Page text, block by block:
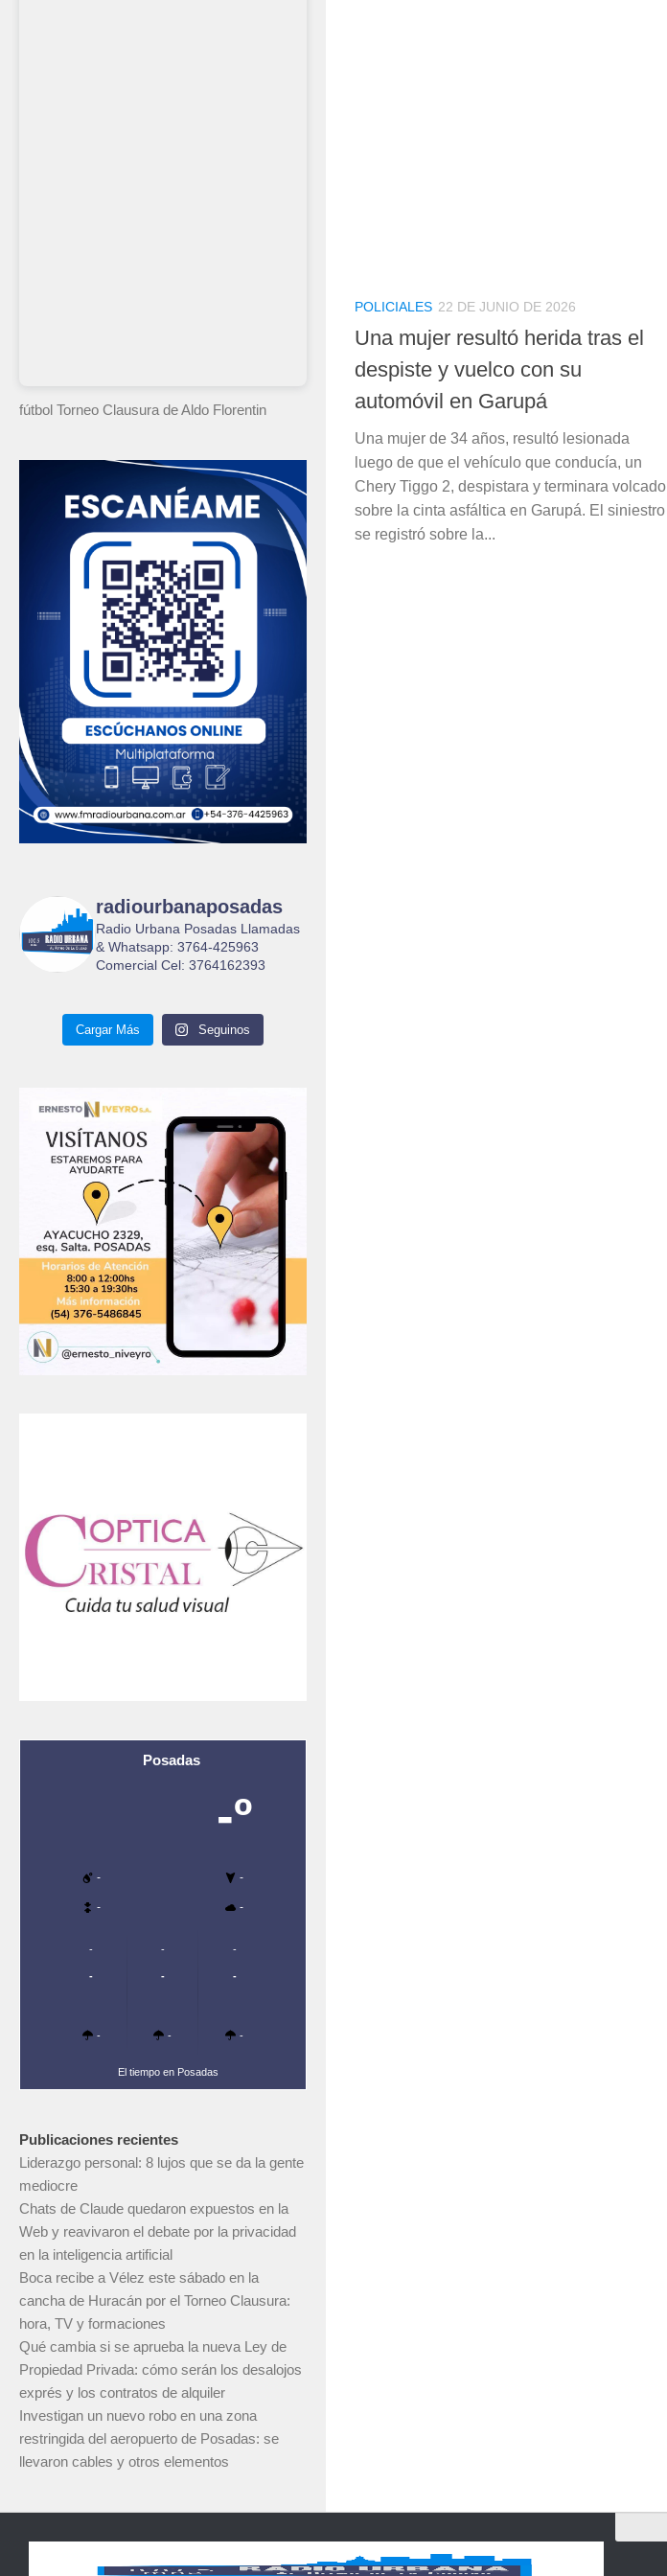
POLICIALES 22 DE JUNIO DE 2026
Una mujer resultó herida tras el
despiste y vuelco con su
automóvil en Garupá
Una mujer de 34 años, resultó lesionada
luego de que el vehículo que conducía, un
Chery Tiggo 2, despistara y terminara volcado
sobre la cinta asfáltica en Garupá. El siniestro
se registró sobre la...
fútbol Torneo Clausurade Aldo Florentin
radiourbanaposadas
Radio Urbana Posadas Llamadas
& Whatsapp: 3764-425963
Comercial Cel: 3764162393
Cargar Más Seguinos
Posadas
-º
- -
- -
-
-
-
-
-
-
-
-
-
El tiempo en Posadas
Publicaciones recientes
Liderazgo personal: 8 lujos que se da la gente
mediocre
Chats de Claude quedaron expuestos en la
Web y reavivaron el debate por la privacidad
en la inteligencia artificial
Boca recibe a Vélez este sábado en la
cancha de Huracán por el Torneo Clausura:
hora, TV y formaciones
Qué cambia si se aprueba la nueva Ley de
Propiedad Privada: cómo serán los desalojos
exprés y los contratos de alquiler
Investigan un nuevo robo en una zona
restringida del aeropuerto de Posadas: se
llevaron cables y otros elementos